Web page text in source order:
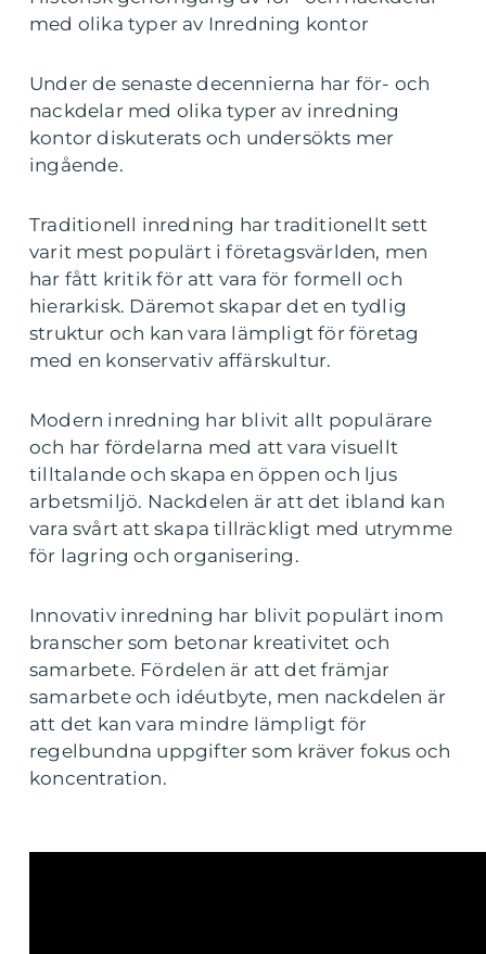
med olika typer av Inredning kontor
Under de senaste decennierna har för- och
nackdelar med olika typer av inredning
kontor diskuterats och undersökts mer
ingående.
Traditionell inredning har traditionellt sett
varit mest populärt i företagsvärlden, men
har fått kritik för att vara för formell och
hierarkisk. Däremot skapar det en tydlig
struktur och kan vara lämpligt för företag
med en konservativ affärskultur.
Modern inredning har blivit allt populärare
och har fördelarna med att vara visuellt
tilltalande och skapa en öppen och ljus
arbetsmiljö. Nackdelen är att det ibland kan
vara svårt att skapa tillräckligt med utrymme
för lagring och organisering.
Innovativ inredning har blivit populärt inom
branscher som betonar kreativitet och
samarbete. Fördelen är att det främjar
samarbete och idéutbyte, men nackdelen är
att det kan vara mindre lämpligt för
regelbundna uppgifter som kräver fokus och
koncentration.